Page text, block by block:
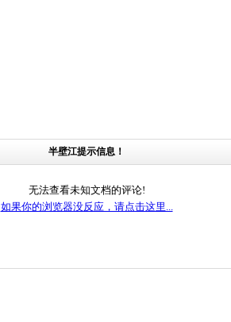
半壁江提示信息！
无法查看未知文档的评论!
如果你的浏览器没反应，请点击这里...